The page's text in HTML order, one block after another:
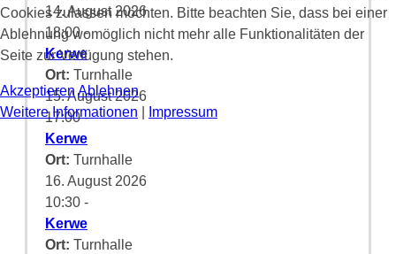
14. August 2026
18:00-
Kerwe
Ort: Turnhalle
15. August 2026
17:00-
Kerwe
Ort: Turnhalle
16. August 2026
10:30 -
Kerwe
Ort: Turnhalle
Cookies zulassen möchten. Bitte beachten Sie, dass bei einer
Ablehnung womöglich nicht mehr alle Funktionalitäten der
Seite zur Verfügung stehen.
Akzeptieren Ablehnen
Weitere Informationen
Impressum